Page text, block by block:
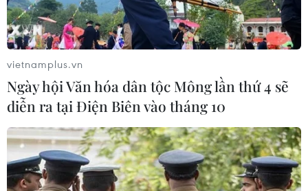
vietnamplus.vn
Ngày hội Văn hóa dân tộc Mông lần thứ 4 sẽ
diễn ra tại Điện Biên vào tháng 10